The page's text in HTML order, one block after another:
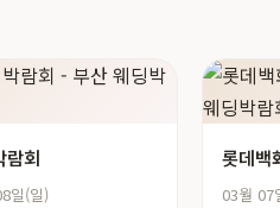
람회
일(일)
롯데백
03월 07